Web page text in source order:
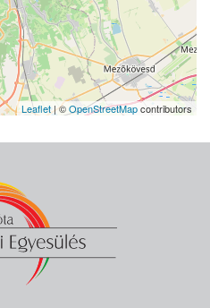
Leaflet| ©OpenStreetMapcontributors